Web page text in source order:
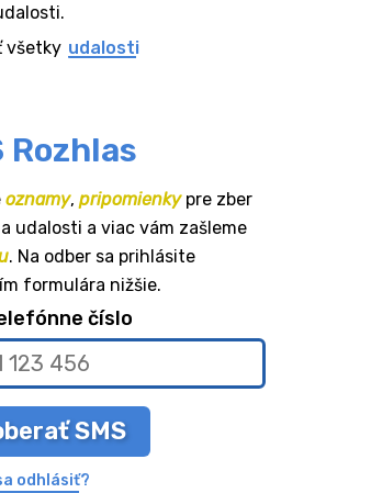
všetky udalosti
Rozhlas
oznamy, pripomienkypre zber
udalosti a viac vám zašleme
. Na odber sa prihlásite
formulára nižšie.
číslo
SMS
odhlásiť?